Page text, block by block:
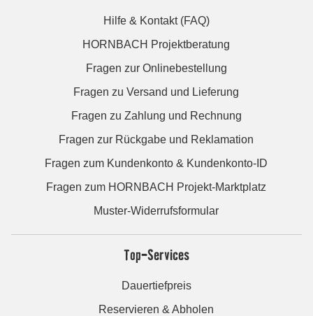
Hilfe & Kontakt (FAQ)
HORNBACH Projektberatung
Fragen zur Onlinebestellung
Fragen zu Versand und Lieferung
Fragen zu Zahlung und Rechnung
Fragen zur Rückgabe und Reklamation
Fragen zum Kundenkonto & Kundenkonto-ID
Fragen zum HORNBACH Projekt-Marktplatz
Muster-Widerrufsformular
Top-Services
Dauertiefpreis
Reservieren & Abholen